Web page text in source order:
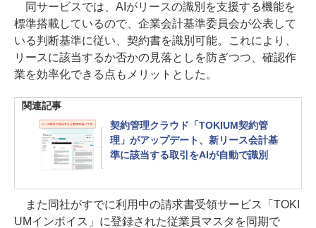
同サービスでは、AIがリースの識別を支援する機能を
標準搭載しているので、企業会計基準委員会が公表して
いる判断基準に従い、契約書を識別可能。これにより、
リースに該当するか否かの見落としを防ぎつつ、確認作
業を効率化できる点もメリットとした。
関連記事
契約管理クラウド「TOKIUM契約管
理」がアップデート、新リース会計基
準に該当する取引をAIが自動で識別
また同社がすでに利用中の請求書受領サービス「TOKI
UMインボイス」に登録された従業員マスタを同期で